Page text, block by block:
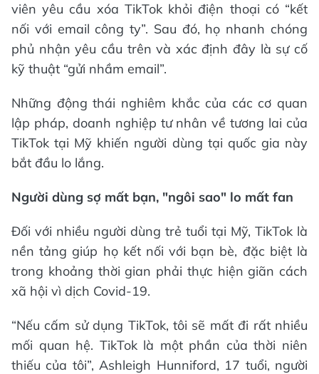
viên yêu cầu xóa TikTok khỏi điện thoại có “kết
nối với email công ty”. Sau đó, họ nhanh chóng
phủ nhận yêu cầu trên và xác định đây là sự cố
kỹ thuật “gửi nhầm email”.
Những động thái nghiêm khắc của các cơ quan
lập pháp, doanh nghiệp tư nhân về tương lai của
TikTok tại Mỹ khiến người dùng tại quốc gia này
bắt đầu lo lắng.
Người dùng sợ mất bạn, "ngôi sao" lo mất fan
Đối với nhiều người dùng trẻ tuổi tại Mỹ, TikTok là
nền tảng giúp họ kết nối với bạn bè, đặc biệt là
trong khoảng thời gian phải thực hiện giãn cách
xã hội vì dịch Covid-19.
“Nếu cấm sử dụng TikTok, tôi sẽ mất đi rất nhiều
mối quan hệ. TikTok là một phần của thời niên
thiếu của tôi”, Ashleigh Hunniford, 17 tuổi, người